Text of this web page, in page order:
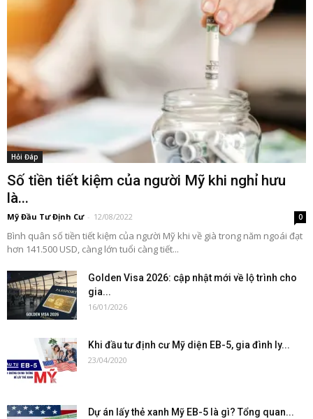
Hỏi Đáp
Số tiền tiết kiệm của người Mỹ khi nghỉ hưu
là...
Mỹ Đầu Tư Định Cư - 12/08/2022 0
Bình quân số tiền tiết kiệm của người Mỹ khi về già trong năm ngoái đạt
hơn 141.500 USD, càng lớn tuổi càng tiết...
Golden Visa 2026: cập nhật mới về lộ trình cho
gia...
16/01/2026
Khi đầu tư định cư Mỹ diện EB-5, gia đình ly...
23/04/2020
Dự án lấy thẻ xanh Mỹ EB-5 là gì? Tổng quan...